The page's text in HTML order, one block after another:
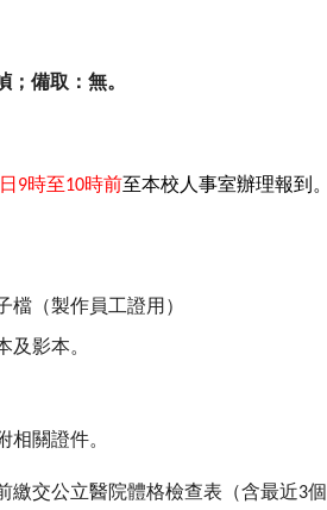
；備取：無。
日 9時至10時前至本校人事室辦理報到。
檔（製作員工證用）
及影本。
相關證件。
繳交公立醫院體格檢查表（含最近3